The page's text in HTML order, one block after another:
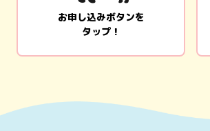
お申し込みボタンを
タップ！